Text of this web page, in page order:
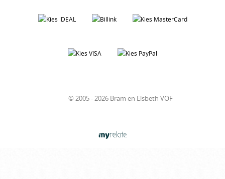
© 2005 - 2026 Bram en Elsbeth VOF